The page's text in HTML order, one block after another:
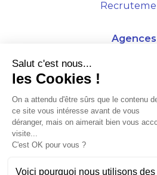
Agences
4 Rue de la Bourse -
10 rue d'Austerlitz -
À L'HORIZON 2025
Salut c'est nous...
les Cookies !
On a attendu d'être sûrs que le contenu
ce site vous intéresse avant de vous
déranger, mais on aimerait bien vous
visite...
C'est OK pour vous ?
Voici pourquoi nous utilisons des